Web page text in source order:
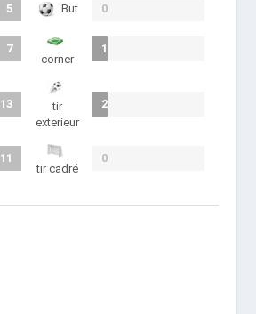
5 But 0
7
corner
1
13
tir
exterieur
2
11
tir cadré
0